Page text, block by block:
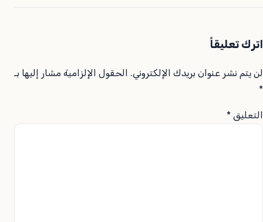
اترك تعليقاً
لن يتم نشر عنوان بريدك الإلكتروني. الحقول الإلزامية مشار إليها بـ
*
التعليق *